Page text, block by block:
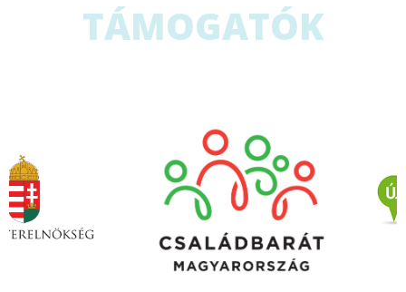
TÁMOGATÓK